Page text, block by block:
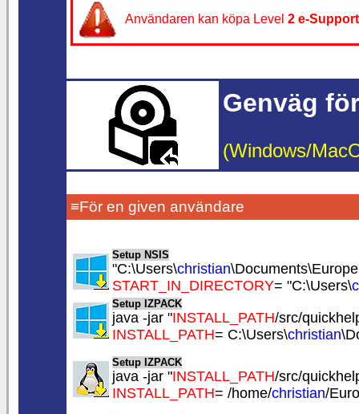
Användaren kan köpa Level 2 e-
Genväg
(Windows/
≡För en given användare
Setup NSIS
"C:\Users\christian
START_IN_DIRECTORY= "C:\Users\
Setup IZPACK
java -jar "INSTALL_PATH/src/
INSTALL_PATH= C:\Users\christian
Setup IZPACK
java -jar "INSTALL_PATH/src/
INSTALL_PATH= /home/christian/